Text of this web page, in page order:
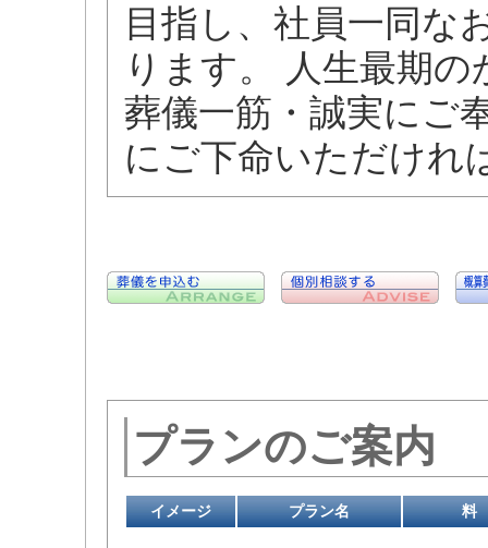
目指し、社員一同な
ります。 人生最期
葬儀一筋・誠実にご
にご下命いただけれ
プランのご案内
イメージ プラン名 料